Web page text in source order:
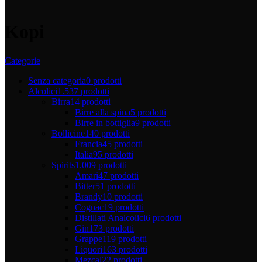
Categorie
Senza categoria0 prodotti
Alcolici1.537 prodotti
Birra14 prodotti
Birre alla spina5 prodotti
Birre in bottiglia9 prodotti
Bollicine140 prodotti
Francia45 prodotti
Italia95 prodotti
Spirits1.009 prodotti
Amari47 prodotti
Bitter51 prodotti
Brandy10 prodotti
Cognac19 prodotti
Distillati Analcolici6 prodotti
Gin173 prodotti
Grappe119 prodotti
Liquori163 prodotti
Mezcal22 prodotti